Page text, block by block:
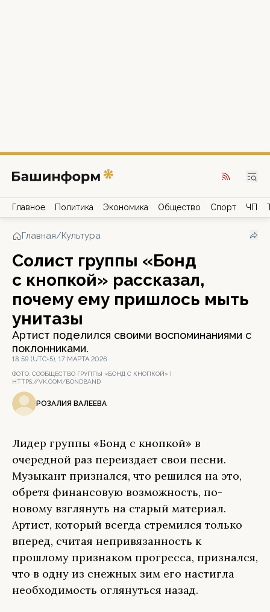
Главное Политика Экономика Общество Спорт ЧП
Главная/Культура
Солист группы «Бонд
с кнопкой» рассказал,
почему ему пришлось мыть
унитазы
Артист поделился своими воспоминаниями с
поклонниками.
18:59 (UTC+5), 17 МАРТА 2026
ФОТО: СООБЩЕСТВО ГРУППЫ «БОНД С КНОПКОЙ» |
HTTPS://VK.COM/BONDBAND
РОЗАЛИЯ ВАЛЕЕВА
Лидер группы «Бонд с кнопкой» в
очередной раз переиздает свои песни.
Музыкант признался, что решился на это,
обретя финансовую возможность, по-
новому взглянуть на старый материал.
Артист, который всегда стремился только
вперед, считая непривязанность к
прошлому признаком прогресса, признался,
что в одну из снежных зим его настигла
необходимость оглянуться назад.